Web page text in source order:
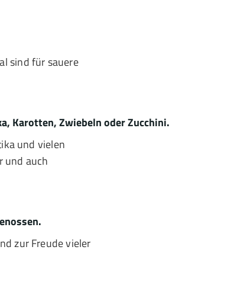
sind für sauere
Karotten, Zwiebeln oder Zucchini.
und vielen
und auch
zur Freude vieler